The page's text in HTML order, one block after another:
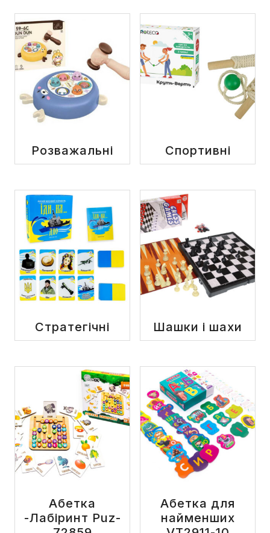
Розважальні Спортивні
Стратегічні Шашки і шахи
Абетка
-Лабіринт Puz-
Абетка для
найменших